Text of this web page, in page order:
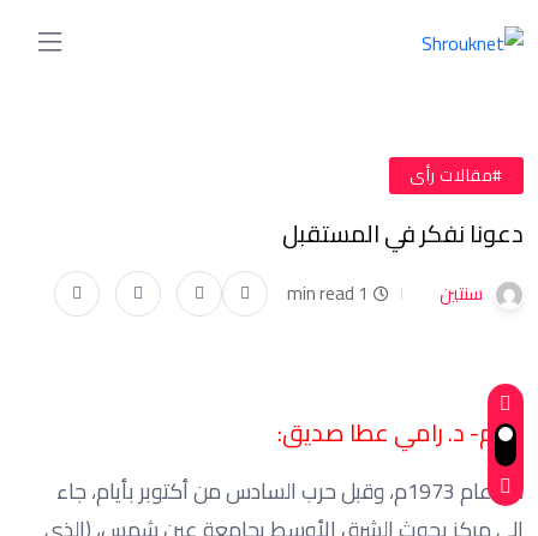
#مقالات رأى
دعونا نفكر في المستقبل
سنتين 1 min read
بقلم- د. رامي عطا صديق:
فى عام 1973م، وقبل حرب السادس من أكتوبر بأيام، جاء